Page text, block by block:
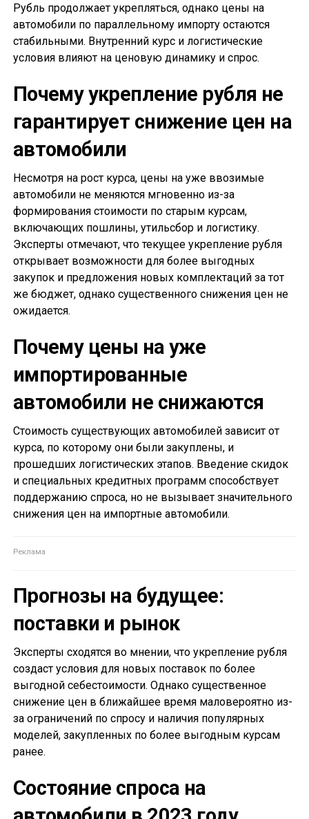
Рубль продолжает укрепляться, однако цены на
автомобили по параллельному импорту остаются
стабильными. Внутренний курс и логистические
условия влияют на ценовую динамику и спрос.
Почему укрепление рубля не
гарантирует снижение цен на
автомобили
Несмотря на рост курса, цены на уже ввозимые
автомобили не меняются мгновенно из-за
формирования стоимости по старым курсам,
включающих пошлины, утильсбор и логистику.
Эксперты отмечают, что текущее укрепление рубля
открывает возможности для более выгодных
закупок и предложения новых комплектаций за тот
же бюджет, однако существенного снижения цен не
ожидается.
Почему цены на уже
импортированные
автомобили не снижаются
Стоимость существующих автомобилей зависит от
курса, по которому они были закуплены, и
прошедших логистических этапов. Введение скидок
и специальных кредитных программ способствует
поддержанию спроса, но не вызывает значительного
снижения цен на импортные автомобили.
Прогнозы на будущее:
поставки и рынок
Эксперты сходятся во мнении, что укрепление рубля
создаст условия для новых поставок по более
выгодной себестоимости. Однако существенное
снижение цен в ближайшее время маловероятно из-
за ограничений по спросу и наличия популярных
моделей, закупленных по более выгодным курсам
ранее.
Состояние спроса на